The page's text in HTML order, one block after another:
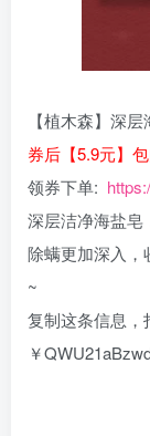
【植木森】深
券后【5.9元】
领券下单:
深层洁净海盐皂
除螨更加深入，
~
复制这条信息，
￥